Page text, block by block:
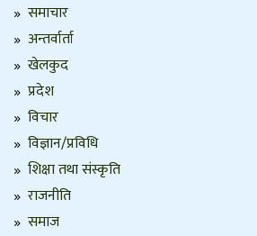
समाचार
अन्तर्वार्ता
खेलकुद
प्रदेश
विचार
विज्ञान/प्रविधि
शिक्षा तथा संस्कृति
राजनीति
समाज